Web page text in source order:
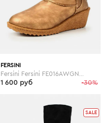
FERSINI
-30%
1 600 руб
SALE